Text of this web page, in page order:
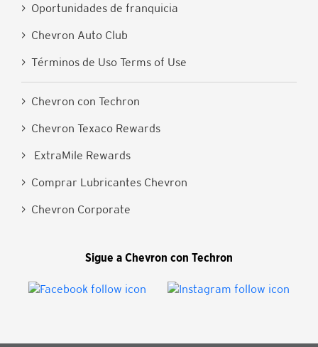
> Oportunidades de franquicia
> Chevron Auto Club
> Términos de Uso Terms of Use
> Chevron con Techron
> Chevron Texaco Rewards
> ExtraMile Rewards
> Comprar Lubricantes Chevron
> Chevron Corporate
Sigue a Chevron con Techron